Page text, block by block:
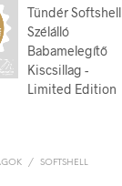
/
SOFTSHELL